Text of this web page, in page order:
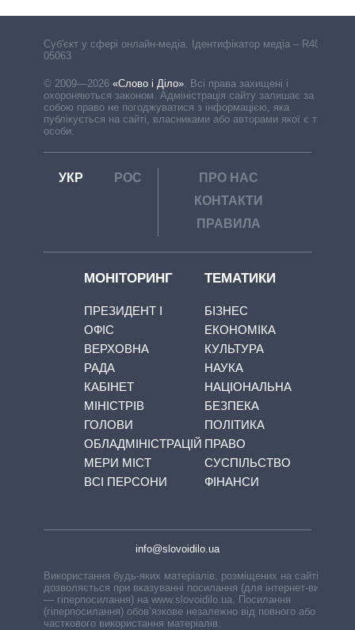
Cуб'єкт у сфері онлайн-медіа. Ідентифікатор медіа – R40-
05063
© 2009—2026 «Слово і Діло» Всі права захищені і
охороняються законом. Адміністрація сайту залишає за
собою право не погоджуватися з інформацією, яка
публікується на сайті, власниками або авторами якої є треті
особи.
УКР РОС
ПРО НАС
КОНТАКТИ
ПРАВИЛА
МОНІТОРИНГ
ПРЕЗИДЕНТ І
ОФІС
ВЕРХОВНА
РАДА
КАБІНЕТ
МІНІСТРІВ
ГОЛОВИ
ОБЛАДМІНІСТРАЦІЙ
МЕРИ МІСТ
ВСІ ПЕРСОНИ
ТЕМАТИКИ
БІЗНЕС
ЕКОНОМІКА
КУЛЬТУРА
НАУКА
НАЦІОНАЛЬНА
БЕЗПЕКА
ПОЛІТИКА
ПРАВО
СУСПІЛЬСТВО
ФІНАНСИ
info@slovoidilo.ua
Використання будь-яких матеріалів, розміщених на сайті,
дозволяється при вказуванні посилання (для інтернет-видань
— гіперпосилання) на www.slovoidilo.ua. Посилання
(гіперпосилання) обов’язкове незалежно від повного або
часткового використання матеріалів.